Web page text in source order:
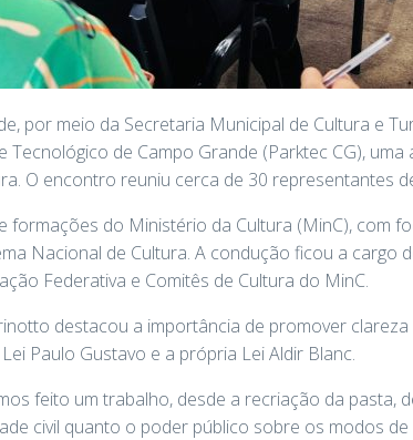
por meio da Secretaria Municipal de Cultura e
Tecnológico de Campo Grande (Parktec CG),
O encontro reuniu cerca de 30 representantes
formações do Ministério da Cultura (MinC), com
Nacional de Cultura. A condução ficou a cargo
Federativa e Comitês de Cultura do MinC.
destacou a importância de promover
Paulo Gustavo e a própria Lei Aldir Blanc.
feito um trabalho, desde a recriação da pasta,
civil quanto o poder público sobre os modos